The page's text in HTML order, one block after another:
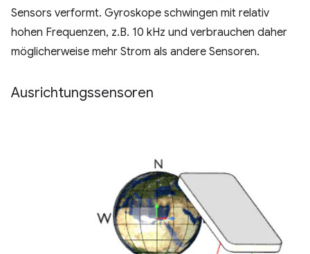
Sensors verformt. Gyroskope schwingen mit relativ
hohen Frequenzen, z.B. 10 kHz und verbrauchen daher
möglicherweise mehr Strom als andere Sensoren.
Ausrichtungssensoren